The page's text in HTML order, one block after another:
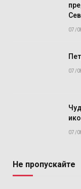
07/
07/
07/
Не пропускайте